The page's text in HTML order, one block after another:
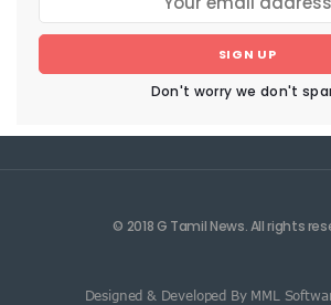
SIGN UP
Don't worry we don't
© 2018 G Tamil News. All rights
Designed & Developed By MML